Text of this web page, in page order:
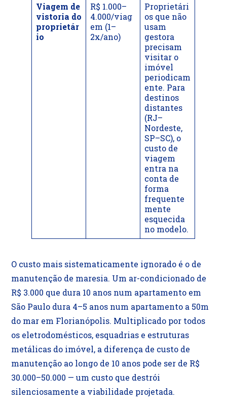
Viagem de
vistoria do
proprietár
io
R$ 1.000–
4.000/viag
em (1–
2x/ano)
Proprietári
os que não
usam
gestora
precisam
visitar o
imóvel
periodicam
ente. Para
destinos
distantes
(RJ–
Nordeste,
SP–SC), o
custo de
viagem
entra na
conta de
forma
frequente
mente
esquecida
no modelo.
O custo mais sistematicamente ignorado é o de
manutenção de maresia. Um ar-condicionado de
R$ 3.000 que dura 10 anos num apartamento em
São Paulo dura 4–5 anos num apartamento a 50m
do mar em Florianópolis. Multiplicado por todos
os eletrodomésticos, esquadrias e estruturas
metálicas do imóvel, a diferença de custo de
manutenção ao longo de 10 anos pode ser de R$
30.000–50.000 — um custo que destrói
silenciosamente a viabilidade projetada.